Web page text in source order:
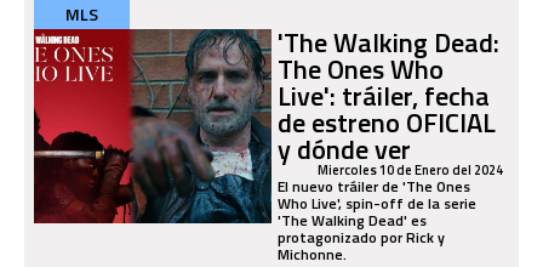
MLS
'The Walking Dead:
The Ones Who
Live': tráiler, fecha
de estreno OFICIAL
y dónde ver
Miercoles 10 de Enero del 2024
El nuevo tráiler de 'The Ones
Who Live', spin-off de la serie
'The Walking Dead' es
protagonizado por Rick y
Michonne.